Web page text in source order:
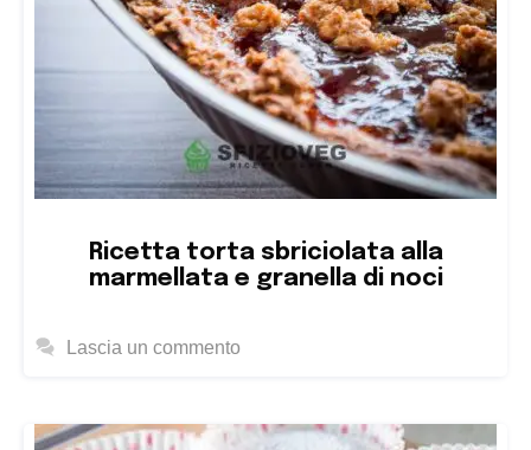
Ricetta torta sbriciolata alla
marmellata e granella di noci
Lascia un commento